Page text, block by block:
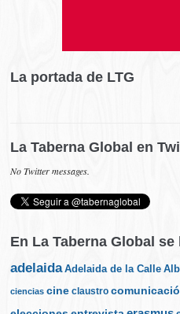
La portada de LTG
La Taberna Global en
No Twitter messages.
En La Taberna Global se
adelaida Adelaida de la Calle
ciencias cine claustro